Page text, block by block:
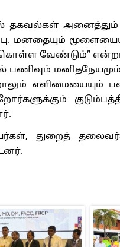
தகவல்கள்
மனதையும்
வேண்டும்”
மனிதநேயமும்
எளிமையையும்
துறைத்